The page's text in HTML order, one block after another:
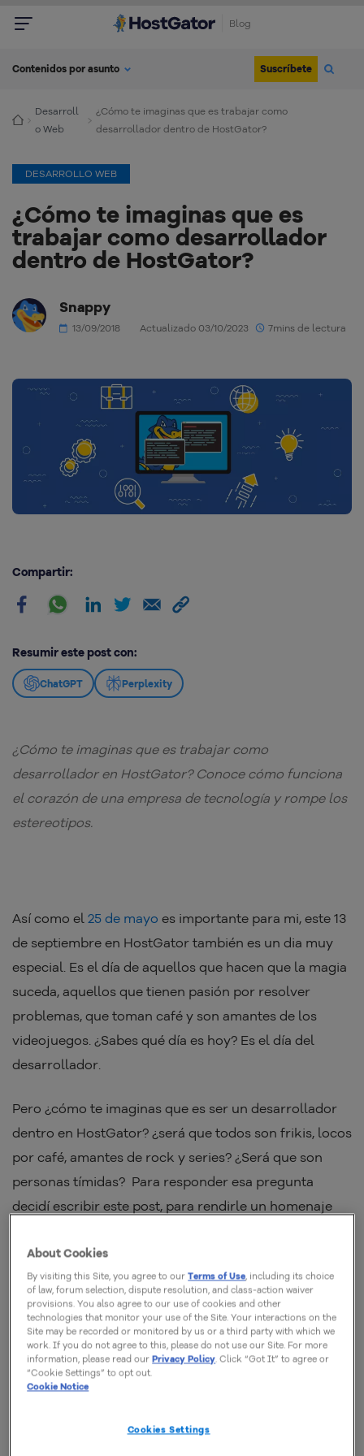
Blog
Contenidos por asunto Suscríbete
Desarroll
o Web
¿Cómo te imaginas que es trabajar como
desarrollador dentro de HostGator?
DESARROLLO WEB
¿Cómo te imaginas que es
trabajar como desarrollador
dentro de HostGator?
Snappy
13/09/2018 Actualizado 03/10/2023 7mins de lectura
Compartir:
Resumir este post con:
ChatGPT Perplexity
¿Cómo te imaginas que es trabajar como
desarrollador en HostGator? Conoce cómo funciona
el corazón de una empresa de tecnología y rompe los
estereotipos.
Así como el 25 de mayo es importante para mi, este 13
de septiembre en HostGator también es un dia muy
especial. Es el día de aquellos que hacen que la magia
suceda, aquellos que tienen pasión por resolver
problemas, que toman café y son amantes de los
videojuegos. ¿Sabes qué día es hoy? Es el día del
desarrollador.
Pero ¿cómo te imaginas que es ser un desarrollador
dentro en HostGator? ¿será que todos son frikis, locos
por café, amantes de rock y series? ¿Será que son
personas tímidas? Para responder esa pregunta
decidí escribir este post, para rendirle un homenaje
tecnología, y contarte
dentro de HostGator.
Quebrando estereotipos
Al conversar con los desarrolladores, o como de
conocí muchas cosas interesantes que no podría
About Cookies
By visiting this Site, you agree to ourTerms of Use, including its choice
of law, forum selection, dispute resolution, and class-action waiver
provisions. You also agree to our use of cookies and other
technologies that monitor your use of the Site. Your interactions on the
Site may be recorded or monitored by us or a third party with which we
work. If you do not agree to this, please do not use our Site. For more
information, please read ourPrivacy Policy. Click “Got It” to agree or
“Cookie Settings” to opt out.
Cookie Notice
Cookies Settings